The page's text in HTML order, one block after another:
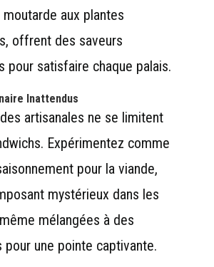
aux plantes
offrent des saveurs
pour satisfaire chaque palais.
Inattendus
artisanales ne se limitent
Expérimentez comme
pour la viande,
mystérieux dans les
mélangées à des
une pointe captivante.